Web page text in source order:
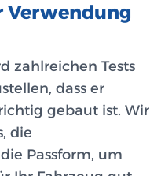
Verwendung
zahlreichen Tests
dass er
gebaut ist. Wir
die
Passform, um